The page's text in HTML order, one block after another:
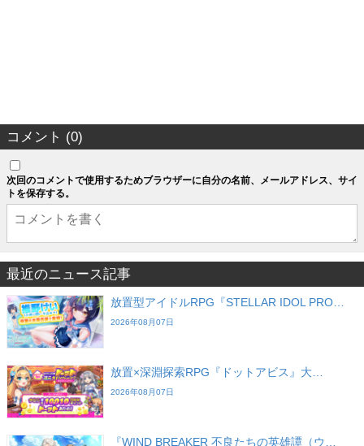
コメント (0)
次回のコメントで使用するためブラウザーに自分の名前、メールアドレス、サイ
トを保存する。
最近のニュース記事
放置型アイドルRPG『STELLAR IDOL PRO…
2026年08月07日
放置×深淵探索RPG『ドットアビス』大…
2026年08月07日
『WIND BREAKER 不良たちの英雄譚（ウ…